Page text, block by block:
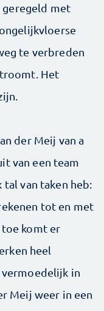
geregeld met
te verbreden
Het
der Meij van a
van een team
tal van taken heb:
tot en met
komt er
heel
vermoedelijk in
Meij weer in een